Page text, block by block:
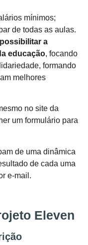
mínimos;
de todas as aulas.
a
educação, focando
formando
melhores
no site da
um formulário para
de uma dinâmica
de cada uma
e-mail.
Eleven